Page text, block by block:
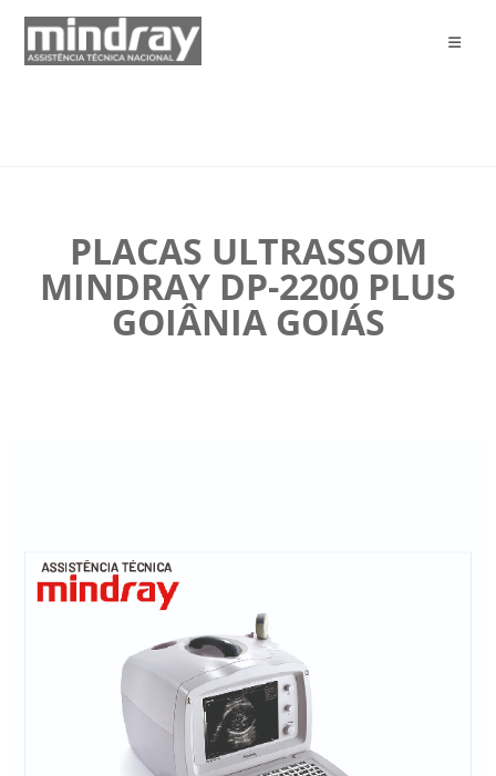
PLACAS ULTRASSOM
MINDRAY DP-2200 PLUS
GOIÂNIA GOIÁS